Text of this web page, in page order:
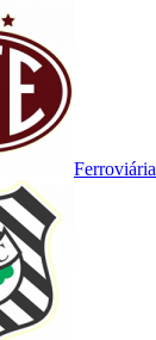
Ferroviária